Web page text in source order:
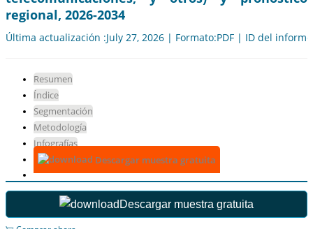
regional, 2026-2034
Última actualización :July 27, 2026 | Formato:PDF | ID del
Resumen
Índice
Segmentación
Metodología
Infografías
Descargar muestra gratuita
Descargar muestra gratuita